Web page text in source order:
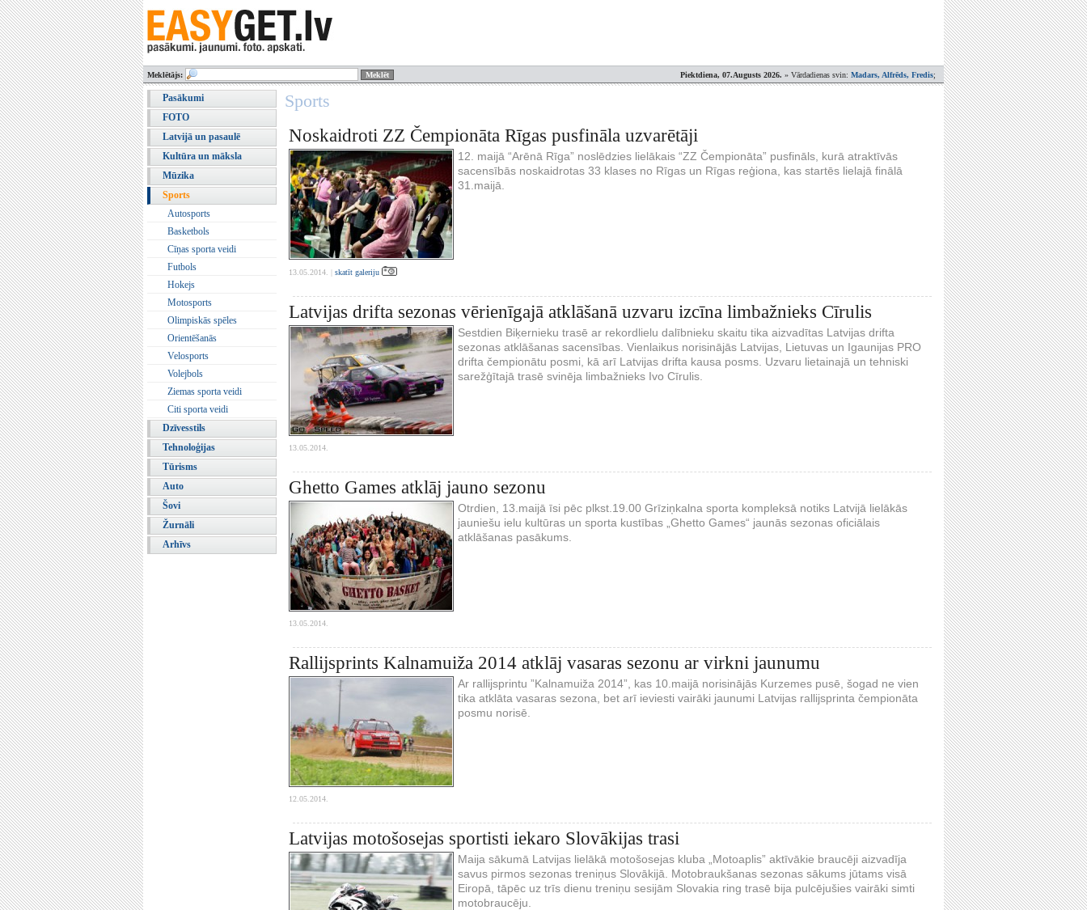
Piektdiena, 07.Augusts 2026. » Vārdadienas svin: Madars, Alfrēds, Fredis;
Meklētājs:
Pasākumi
FOTO
Latvijā un pasaulē
Kultūra un māksla
Mūzika
Sports
Autosports
Basketbols
Cīņas sporta veidi
Futbols
Hokejs
Motosports
Olimpiskās spēles
Orientēšanās
Velosports
Volejbols
Ziemas sporta veidi
Citi sporta veidi
Dzīvesstils
Tehnoloģijas
Tūrisms
Auto
Šovi
Žurnāli
Arhīvs
Sports
Noskaidroti ZZ Čempionāta Rīgas pusfināla uzvarētāji
12. maijā “Arēnā Rīga” noslēdzies lielākais “ZZ Čempionāta” pusfināls, kurā atraktīvās
sacensībās noskaidrotas 33 klases no Rīgas un Rīgas reģiona, kas startēs lielajā finālā
31.maijā.
13.05.2014. | skatīt galeriju
Latvijas drifta sezonas vērienīgajā atklāšanā uzvaru izcīna limbažnieks Cīrulis
Sestdien Biķernieku trasē ar rekordlielu dalībnieku skaitu tika aizvadītas Latvijas drifta
sezonas atklāšanas sacensības. Vienlaikus norisinājās Latvijas, Lietuvas un Igaunijas PRO
drifta čempionātu posmi, kā arī Latvijas drifta kausa posms. Uzvaru lietainajā un tehniski
sarežģītajā trasē svinēja limbažnieks Ivo Cīrulis.
13.05.2014.
Ghetto Games atklāj jauno sezonu
Otrdien, 13.maijā īsi pēc plkst.19.00 Grīziņkalna sporta kompleksā notiks Latvijā lielākās
jauniešu ielu kultūras un sporta kustības „Ghetto Games“ jaunās sezonas oficiālais
atklāšanas pasākums.
13.05.2014.
Rallijsprints Kalnamuiža 2014 atklāj vasaras sezonu ar virkni jaunumu
Ar rallijsprintu ”Kalnamuiža 2014”, kas 10.maijā norisinājās Kurzemes pusē, šogad ne vien
tika atklāta vasaras sezona, bet arī ieviesti vairāki jaunumi Latvijas rallijsprinta čempionāta
posmu norisē.
12.05.2014.
Latvijas motošosejas sportisti iekaro Slovākijas trasi
Maija sākumā Latvijas lielākā motošosejas kluba „Motoaplis” aktīvākie braucēji aizvadīja
savus pirmos sezonas treniņus Slovākijā. Motobraukšanas sezonas sākums jūtams visā
Eiropā, tāpēc uz trīs dienu treniņu sesijām Slovakia ring trasē bija pulcējušies vairāki simti
motobraucēju.